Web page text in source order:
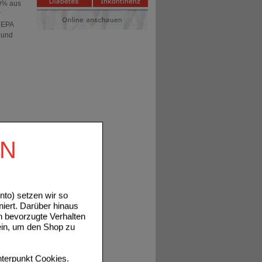
setzen wir so
Darüber hinaus
bevorzugte Verhalten
um den Shop zu
Cookies.
aus